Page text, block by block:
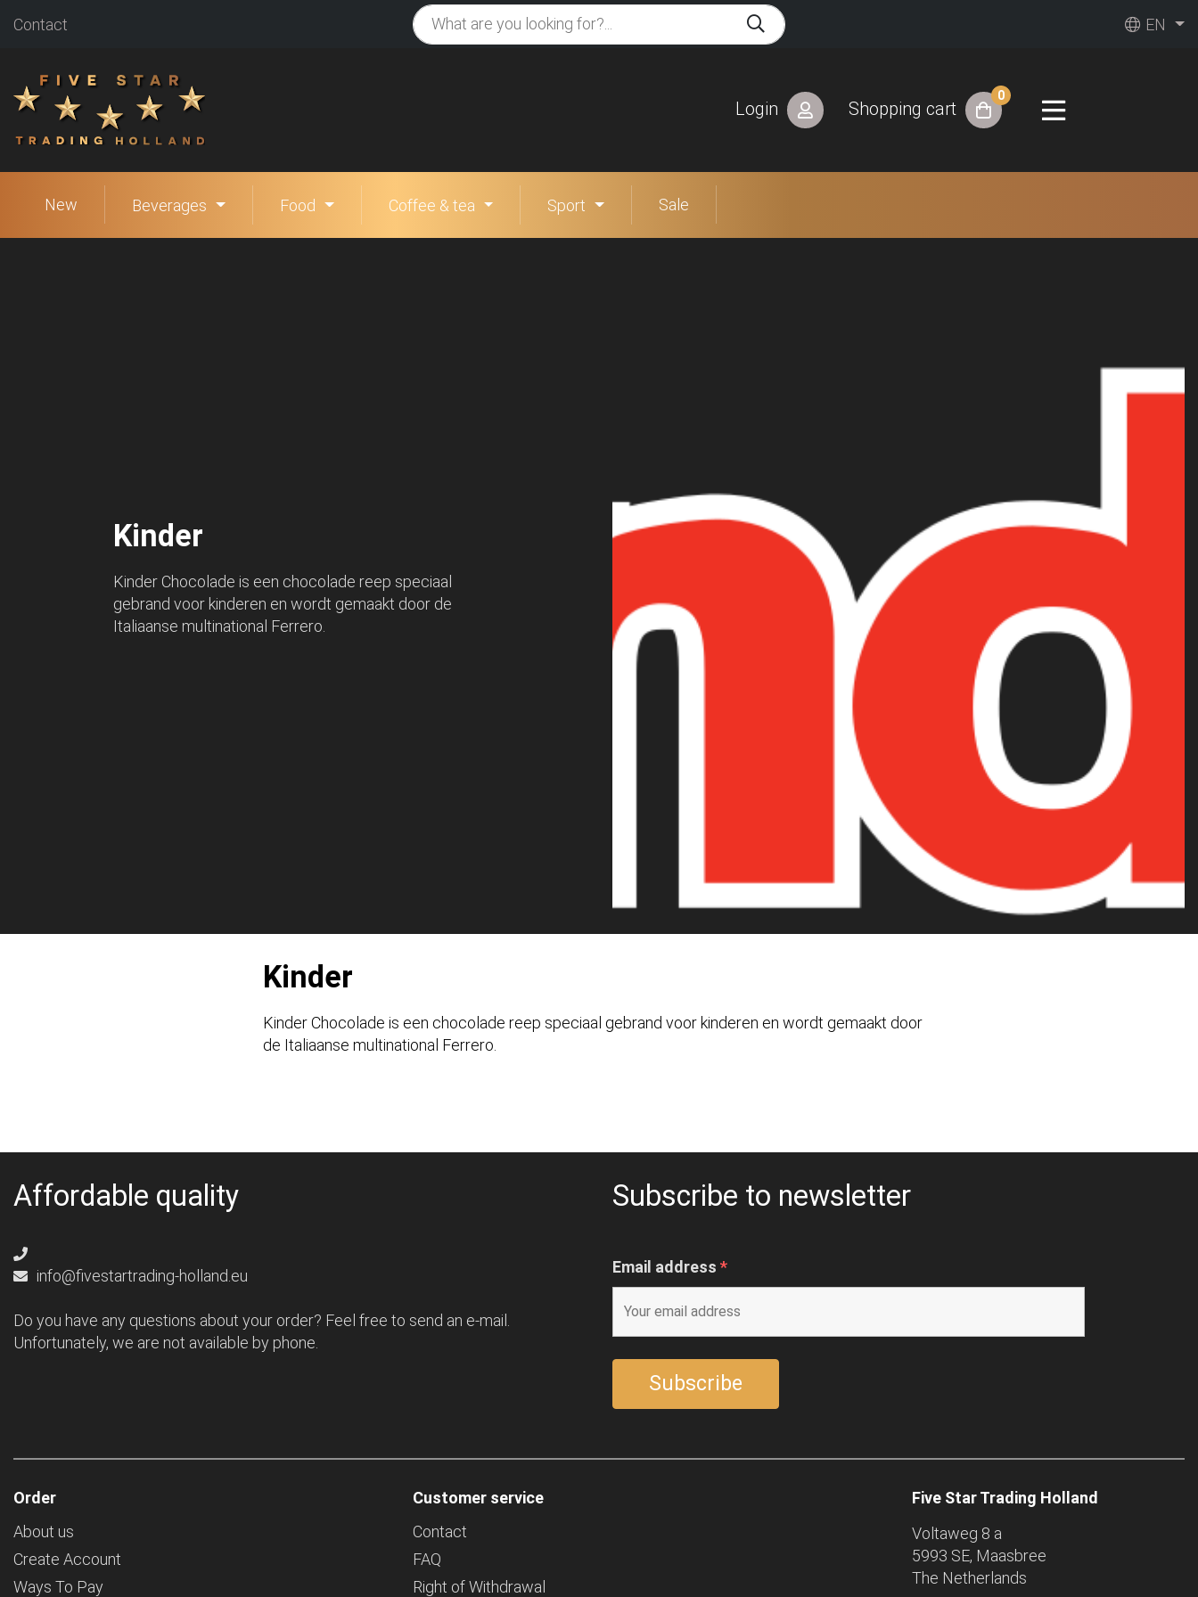
Contact EN
Login Shopping cart
0
New Beverages Food Coffee & tea Sport Sale
Kinder
Kinder Chocolade is een chocolade reep speciaal
gebrand voor kinderen en wordt gemaakt door de
Italiaanse multinational Ferrero.
Kinder
Kinder Chocolade is een chocolade reep speciaal gebrand voor kinderen en wordt gemaakt door
de Italiaanse multinational Ferrero.
Affordable quality
info@fivestartrading-holland.eu
Do you have any questions about your order? Feel free to send an e-mail.
Unfortunately, we are not available by phone.
Subscribe to newsletter
Email address *
Order
About us
Create Account
Ways To Pay
Customer service
Contact
FAQ
Right of Withdrawal
Five Star Trading Holland
Voltaweg 8 a
5993 SE, Maasbree
The Netherlands